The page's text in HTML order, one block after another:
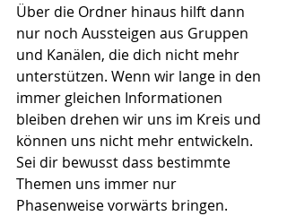
Über die Ordner hinaus hilft dann
nur noch Aussteigen aus Gruppen
und Kanälen, die dich nicht mehr
unterstützen. Wenn wir lange in den
immer gleichen Informationen
bleiben drehen wir uns im Kreis und
können uns nicht mehr entwickeln.
Sei dir bewusst dass bestimmte
Themen uns immer nur
Phasenweise vorwärts bringen.